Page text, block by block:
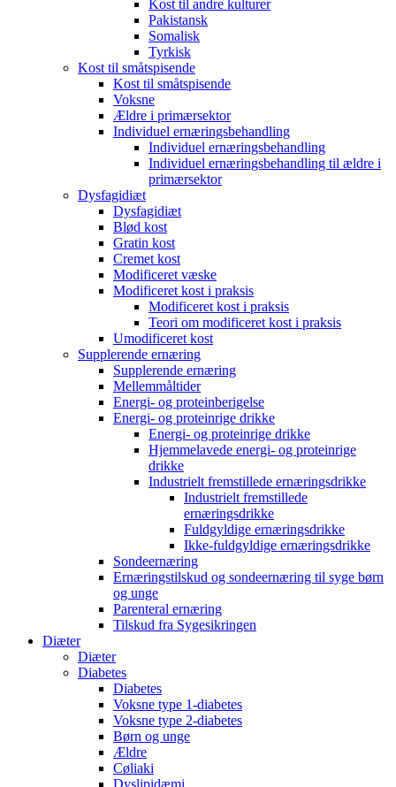
Kost til andre kulturer
Pakistansk
Somalisk
Tyrkisk
Kost til småtspisende
Kost til småtspisende
Voksne
Ældre i primærsektor
Individuel ernæringsbehandling
Individuel ernæringsbehandling
Individuel ernæringsbehandling til ældre i
primærsektor
Dysfagidiæt
Dysfagidiæt
Blød kost
Gratin kost
Cremet kost
Modificeret væske
Modificeret kost i praksis
Modificeret kost i praksis
Teori om modificeret kost i praksis
Umodificeret kost
Supplerende ernæring
Supplerende ernæring
Mellemmåltider
Energi- og proteinberigelse
Energi- og proteinrige drikke
Energi- og proteinrige drikke
Hjemmelavede energi- og proteinrige
drikke
Industrielt fremstillede ernæringsdrikke
Industrielt fremstillede
ernæringsdrikke
Fuldgyldige ernæringsdrikke
Ikke-fuldgyldige ernæringsdrikke
Sondeernæring
Ernæringstilskud og sondeernæring til syge børn
og unge
Parenteral ernæring
Tilskud fra Sygesikringen
Diæter
Diæter
Diabetes
Diabetes
Voksne type 1-diabetes
Voksne type 2-diabetes
Børn og unge
Ældre
Cøliaki
Dyslipidæmi